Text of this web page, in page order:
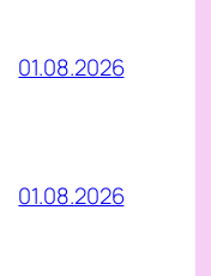
01.08.2026
01.08.2026